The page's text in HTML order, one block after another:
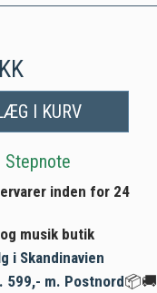
I KURV
Stepnote
inden for 24
musik butik
i Skandinavien
599,- m. Postnord📦🚚